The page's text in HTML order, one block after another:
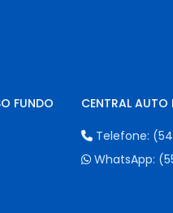
FUNDO
CENTRAL
Telefone:
WhatsApp: